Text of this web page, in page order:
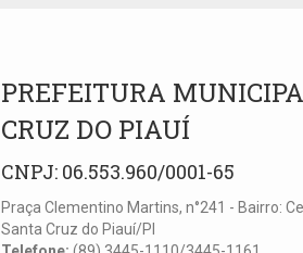
PREFEITURA
CRUZ DO PIAUÍ
CNPJ: 06.553.960/0001-65
Praça Clementino Martins, n°241 - Bairro:
Santa Cruz do Piauí/PI